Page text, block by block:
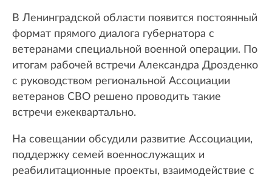
В Ленинградской области появится постоянный
формат прямого диалога губернатора с
ветеранами специальной военной операции. По
итогам рабочей встречи Александра Дрозденко
с руководством региональной Ассоциации
ветеранов СВО решено проводить такие
встречи ежеквартально.
На совещании обсудили развитие Ассоциации,
поддержку семей военнослужащих и
реабилитационные проекты, взаимодействие с